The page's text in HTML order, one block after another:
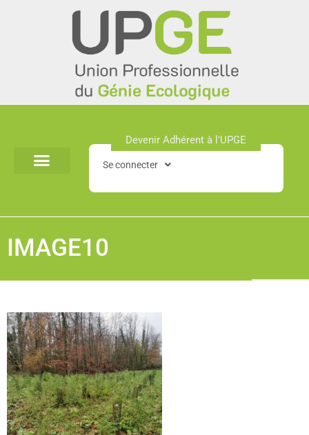
Devenir Adhérent à l'UPGE​
Se connecter
IMAGE10